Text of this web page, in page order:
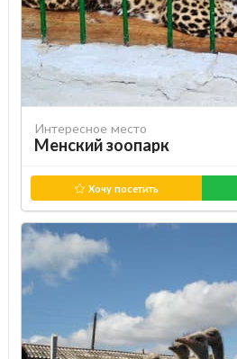
Интересное место
Менский зоопарк
Хочу посетить